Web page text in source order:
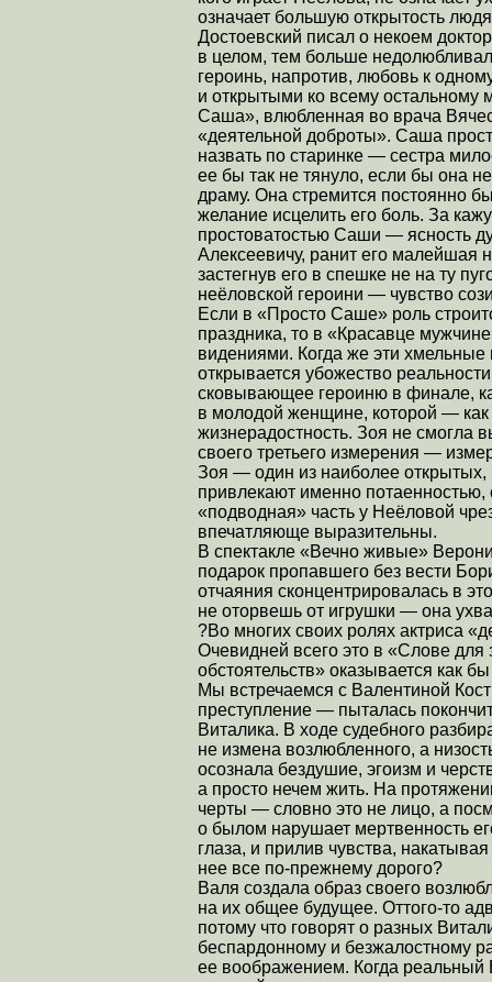
означает большую открытость
Достоевский писал о некоем
в целом, тем больше недолюбливал
героинь, напротив, любовь к
и открытыми ко всему остальному
Саша», влюбленная во врача
«деятельной доброты». Саша
назвать по старинке — сестра
ее бы так не тянуло, если бы она
драму. Она стремится постоянно
желание исцелить его боль. За
простоватостью Саши — ясность
Алексеевичу, ранит его малейшая
застегнув его в спешке не на ту
неёловской героини — чувство
Если в «Просто Саше» роль
праздника, то в «Красавце
видениями. Когда же эти
открывается убожество
сковывающее героиню в финале,
в молодой женщине, которой —
жизнерадостность. Зоя не смогла
своего третьего измерения —
Зоя — один из наиболее открытых,
привлекают именно
«подводная» часть у Неёловой
впечатляюще выразительны.
В спектакле «Вечно живые»
подарок пропавшего без вести
отчаяния сконцентрировалась в
не оторвешь от игрушки — она
?Во многих своих ролях актриса
Очевидней всего это в «Слове
обстоятельств» оказывается как
Мы встречаемся с Валентиной
преступление — пыталась
Виталика. В ходе судебного
не измена возлюбленного, а
осознала бездушие, эгоизм и
а просто нечем жить. На
черты — словно это не лицо, а
о былом нарушает мертвенность
глаза, и прилив чувства,
нее все по-прежнему дорого?
Валя создала образ своего
на их общее будущее. Оттого-то
потому что говорят о разных
беспардонному и безжалостному
ее воображением. Когда реальный